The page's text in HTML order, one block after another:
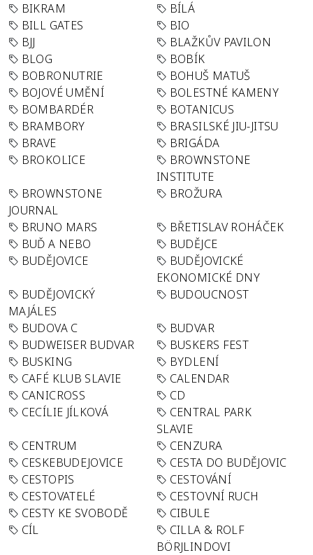
BIKRAM
BÍLÁ
BILL GATES
BIO
BJJ
BLAŽKŮV PAVILON
BLOG
BOBÍK
BOBRONUTRIE
BOHUŠ MATUŠ
BOJOVÉ UMĚNÍ
BOLESTNÉ KAMENY
BOMBARDÉR
BOTANICUS
BRAMBORY
BRASILSKÉ JIU-JITSU
BRAVE
BRIGÁDA
BROKOLICE
BROWNSTONE
INSTITUTE
BROWNSTONE
JOURNAL
BROŽURA
BRUNO MARS
BŘETISLAV ROHÁČEK
BUĎ A NEBO
BUDĚJCE
BUDĚJOVICE
BUDĚJOVICKÉ
EKONOMICKÉ DNY
BUDĚJOVICKÝ
MAJÁLES
BUDOUCNOST
BUDOVA C
BUDVAR
BUDWEISER BUDVAR
BUSKERS FEST
BUSKING
BYDLENÍ
CAFÉ KLUB SLAVIE
CALENDAR
CANICROSS
CD
CECÍLIE JÍLKOVÁ
CENTRAL PARK
SLAVIE
CENTRUM
CENZURA
CESKEBUDEJOVICE
CESTA DO BUDĚJOVIC
CESTOPIS
CESTOVÁNÍ
CESTOVATELÉ
CESTOVNÍ RUCH
CESTY KE SVOBODĚ
CIBULE
CÍL
CILLA & ROLF
BÖRJLINDOVI